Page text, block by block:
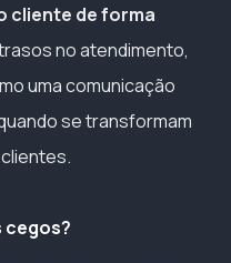
cliente de forma
no atendimento,
uma comunicação
se transformam
cegos?